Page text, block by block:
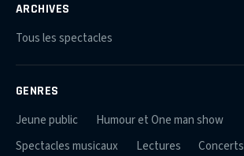
ARCHIVES
Tous les spectacles
GENRES
Jeune public
Humour et One man show
Spectacles musicaux
Lectures
Concerts